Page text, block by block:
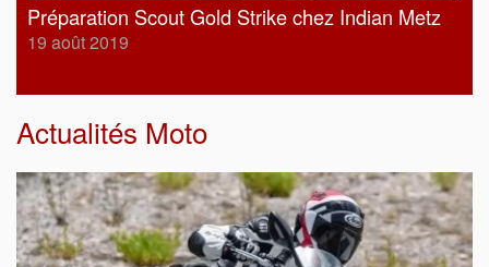
Préparation Scout Gold Strike chez Indian Metz
19 août 2019
Actualités Moto